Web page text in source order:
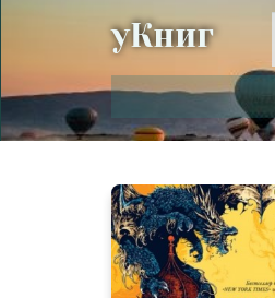
уКниг